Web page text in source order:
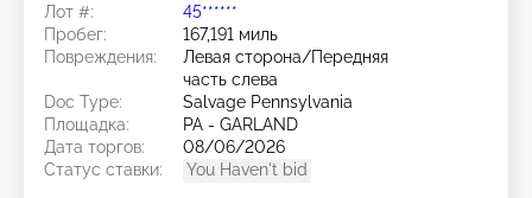
Лот #:
45******
Пробег:
167,191 миль
Повреждения:
Левая сторона/Передняя
часть слева
Doc Type:
Salvage Pennsylvania
Площадка:
PA - GARLAND
Дата торгов:
08/06/2026
Статус ставки:
You Haven't bid